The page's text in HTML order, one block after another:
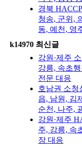
경북
청송, 군위,
동, 예천, 영
k14970 최신글
강원·제주
강릉, 속초
전문 대응
호남권 소청
읍, 남원, 김
순천, 나주,
강원·제주
주, 강릉, 속
장 대응